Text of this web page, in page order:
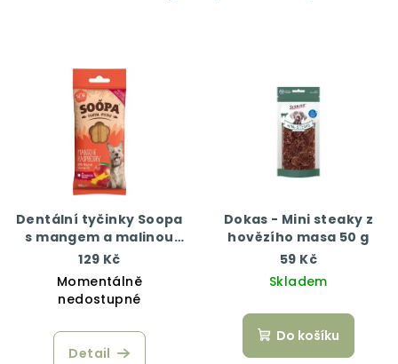
Dentální tyčinky Soopa
s mangem a malinou
100 g
129 Kč
Momentálně
nedostupné
Detail
Dokas - Mini steaky z
hovězího masa 50 g
59 Kč
Skladem
Do košíku